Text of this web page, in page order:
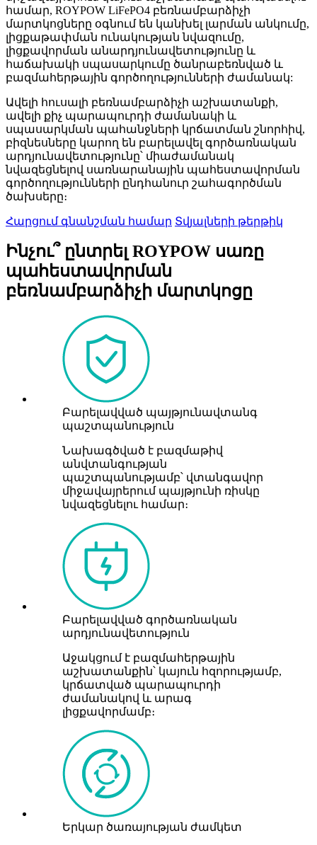
համար, ROYPOW LiFePO4 բեռնամբարձիչի
մարտկոցները օգնում են կանխել լարման անկումը,
լիցքաթափման ունակության նվազումը,
լիցքավորման անարդյունավետությունը և
հաճախակի սպասարկումը ծանրաբեռնված և
բազմահերթային գործողությունների ժամանակ:
Ավելի հուսալի բեռնամբարձիչի աշխատանքի,
ավելի քիչ պարապուրդի ժամանակի և
սպասարկման պահանջների կրճատման շնորհիվ,
բիզնեսները կարող են բարելավել գործառնական
արդյունավետությունը՝ միաժամանակ
նվազեցնելով սառնարանային պահեստավորման
գործողությունների ընդհանուր շահագործման
ծախսերը։
Հարցում գնանշման համար Տվյալների թերթիկ
Ինչու՞ ընտրել ROYPOW սառը
պահեստավորման
բեռնամբարձիչի մարտկոցը
Բարելավված պայթյունավտանգ
պաշտպանություն
Նախագծված է բազմաթիվ
անվտանգության
պաշտպանությամբ՝ վտանգավոր
միջավայրերում պայթյունի ռիսկը
նվազեցնելու համար։
Բարելավված գործառնական
արդյունավետություն
Աջակցում է բազմահերթային
աշխատանքին՝ կայուն հզորությամբ,
կրճատված պարապուրդի
ժամանակով և արագ
լիցքավորմամբ։
Երկար ծառայության ժամկետ